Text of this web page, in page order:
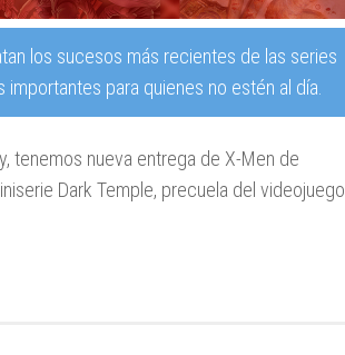
los sucesos más recientes de las series
para quienes no estén al día.
tenemos nueva entrega de X-Men de
Dark Temple, precuela del videojuego